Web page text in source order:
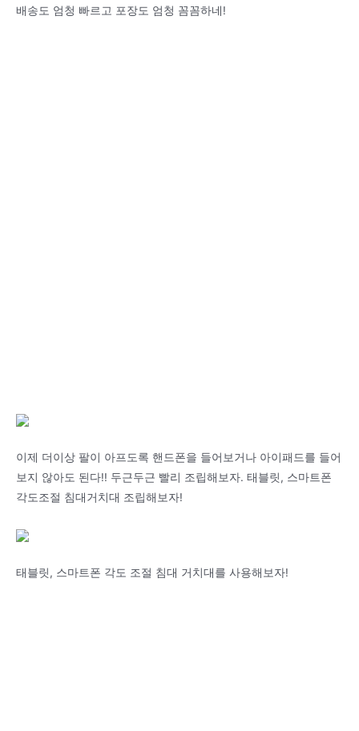
배송도 엄청 빠르고 포장도 엄청 꼼꼼하네!
이제 더이상 팔이 아프도록 핸드폰을 들어보거나 아이패드를 들어
보지 않아도 된다!! 두근두근 빨리 조립해보자. 태블릿, 스마트폰
각도조절 침대거치대 조립해보자!
태블릿, 스마트폰 각도 조절 침대 거치대를 사용해보자!